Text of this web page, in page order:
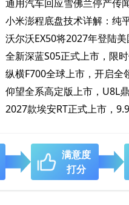
通用汽车回应雪佛兰停产传
小米澎程底盘技术详解：纯
沃尔沃EX50将2027年登陆
全新深蓝S05正式上市，限
纵横F700全球上市，开启全
仰望全系高定版上市，U8L
2027款埃安RT正式上市，
满意度
打分